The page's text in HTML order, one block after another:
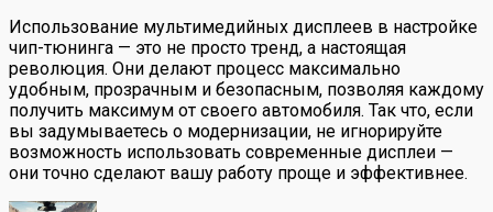
Использование мультимедийных дисплеев в настройке
чип-тюнинга — это не просто тренд, а настоящая
революция. Они делают процесс максимально
удобным, прозрачным и безопасным, позволяя каждому
получить максимум от своего автомобиля. Так что, если
вы задумываетесь о модернизации, не игнорируйте
возможность использовать современные дисплеи —
они точно сделают вашу работу проще и эффективнее.